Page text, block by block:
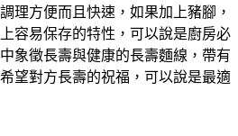
理方便而且快速，如果加上豬腳，
容易保存的特性，可以說是廚房必
象徵長壽與健康的長壽麵線，帶有
望對方長壽的祝福，可以說是最適